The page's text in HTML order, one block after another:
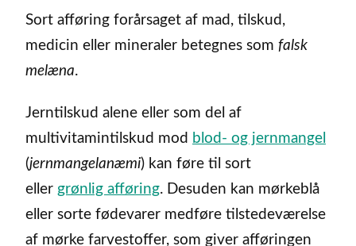
Sort afføring forårsaget af mad, tilskud,
medicin eller mineraler betegnes som falsk
melæna.
Jerntilskud alene eller som del af
multivitamintilskud mod blod- og jernmangel
(jernmangelanæmi) kan føre til sort
eller grønlig afføring. Desuden kan mørkeblå
eller sorte fødevarer medføre tilstedeværelse
af mørke farvestoffer, som giver afføringen